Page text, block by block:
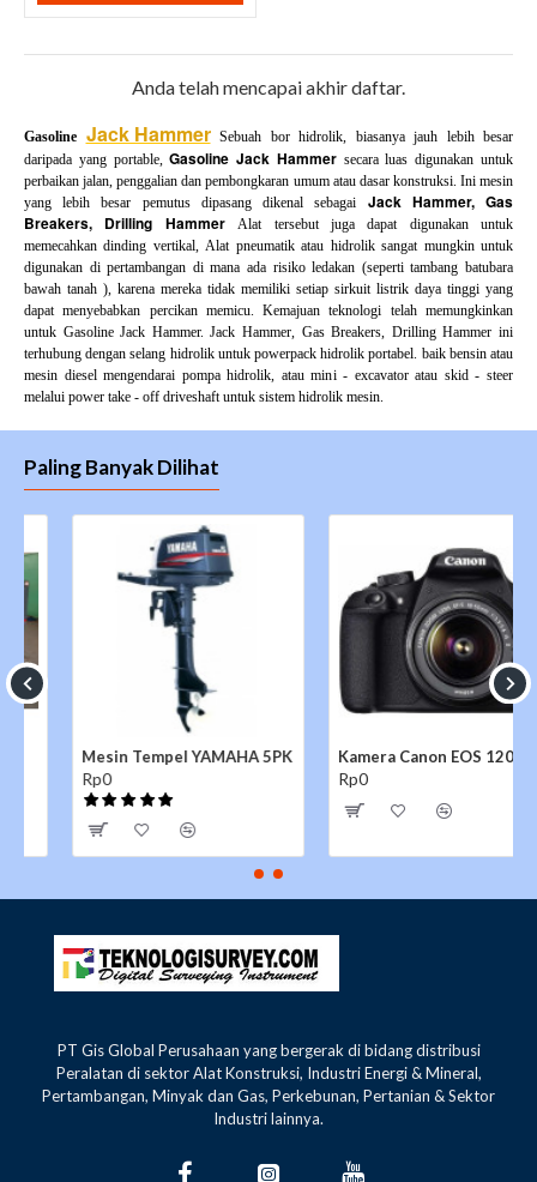
Anda telah mencapai akhir daftar.
Gasoline Jack Hammer Sebuah bor hidrolik, biasanya jauh lebih besar
daripada yang portable,Gasoline Jack Hammersecara luas digunakan untuk
perbaikan jalan, penggalian dan pembongkaran umum atau dasar konstruksi. Ini mesin
yang lebih besar pemutus dipasang dikenal sebagai Jack Hammer, Gas
Breakers, Drilling HammerAlat tersebut juga dapat digunakan untuk
memecahkan dinding vertikal, Alat pneumatik atau hidrolik sangat mungkin untuk
digunakan di pertambangan di mana ada risiko ledakan (seperti tambang batubara
bawah tanah ), karena mereka tidak memiliki setiap sirkuit listrik daya tinggi yang
dapat menyebabkan percikan memicu. Kemajuan teknologi telah memungkinkan
untuk Gasoline Jack Hammer. Jack Hammer, Gas Breakers, Drilling Hammer ini
terhubung dengan selang hidrolik untuk powerpack hidrolik portabel. baik bensin atau
mesin diesel mengendarai pompa hidrolik, atau mini - excavator atau skid - steer
melalui power take - off driveshaft untuk sistem hidrolik mesin.
Paling Banyak Dilihat
Mesin Tempel YAMAHA 5PK Kamera Canon EOS 1200D
PT Gis Global Perusahaan yang bergerak di bidang distribusi
Peralatan di sektor Alat Konstruksi, Industri Energi & Mineral,
Pertambangan, Minyak dan Gas, Perkebunan, Pertanian & Sektor
Industri lainnya.